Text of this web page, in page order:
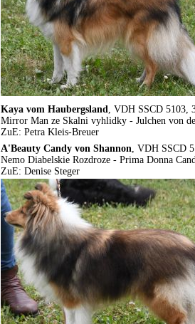
Kaya vom Haubergsland, VDH SSCD 5103,
Mirror Man ze Skalni vyhlidky - Julchen von
ZuE: Petra Kleis-Breuer
A'Beauty Candy von Shannon, VDH SSCD
Nemo Diabelskie Rozdroze - Prima Donna
ZuE: Denise Steger